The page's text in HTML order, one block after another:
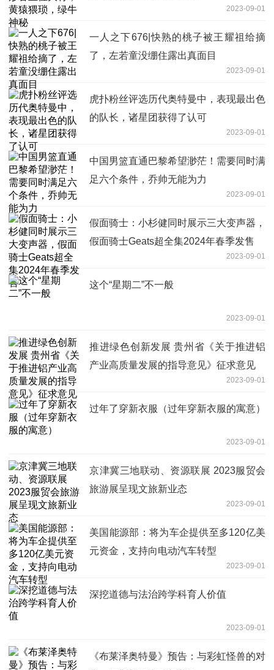
2023-09-01
一人之下676|快熟的桃子被王耀祖给摘
了，左若童没绷住露出真面目
2023-09-01
虎扑粉丝评选历代奥特曼中，表现最出色
的队长，诸星团获得了认可
2023-09-01
中国男篮直通巴黎希望渺茫！需要同时满
足六个条件，乔帅无能为力
2023-09-01
假面骑士：小杉健同时展示三大变声器，
假面骑士Geats超全集2024年春季发售
2023-09-01
这个“星期二”不一般
2023-09-01
推进绿色创新发展 贵州省《关于推进铝
产业高质量发展的指导意见》征求意见
2023-09-01
过年了穿新衣服（过年穿新衣服的寓意）
2023-09-01
京津冀三地联动、资源联展 2023服贸会
旅游展呈现文旅新业态
2023-09-01
美国能源部：将为车企提供至多120亿美
元资金，支持向电动汽车转型
2023-09-01
深挖道德与法治跨学科育人价值
2023-09-01
《布莱泽奥特曼》预告：与彩虹怪兽的对